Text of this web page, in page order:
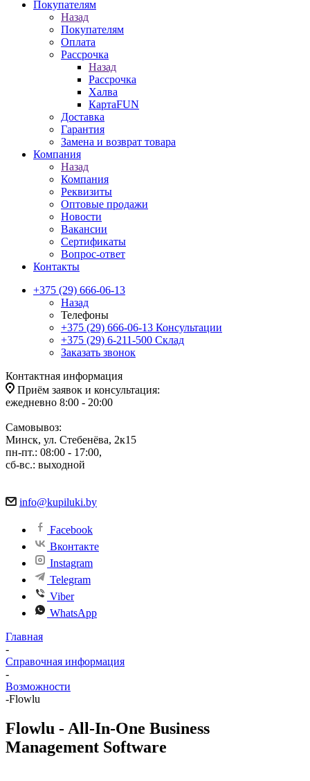
Покупателям
Назад
Покупателям
Оплата
Рассрочка
Назад
Рассрочка
Халва
КартаFUN
Доставка
Гарантия
Замена и возврат товара
Компания
Назад
Компания
Реквизиты
Оптовые продажи
Новости
Вакансии
Сертификаты
Вопрос-ответ
Контакты
+375 (29) 666-06-13
Назад
Телефоны
+375 (29) 666-06-13 Консультации
+375 (29) 6-211-500 Склад
Заказать звонок
Контактная информация
Приём заявок и консультация:
ежедневно 8:00 - 20:00
Самовывоз:
Минск, ул. Стебенёва, 2к15
пн-пт.: 08:00 - 17:00,
сб-вс.: выходной
info@kupiluki.by
Facebook
Вконтакте
Instagram
Telegram
Viber
WhatsApp
Главная
-
Справочная информация
-
Возможности
-Flowlu
Flowlu - All-In-One Business
Management Software